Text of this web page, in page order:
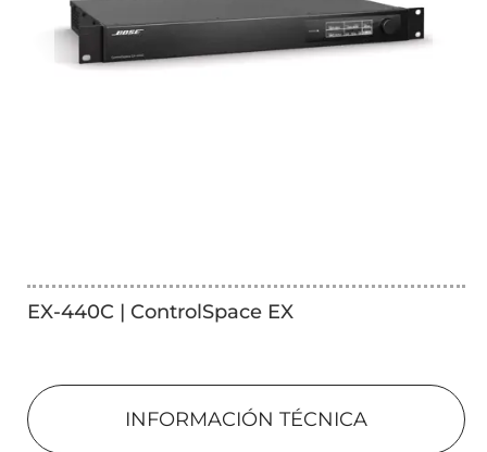
EX-440C | ControlSpace EX
INFORMACIÓN TÉCNICA